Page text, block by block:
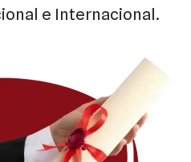
e Internacional.